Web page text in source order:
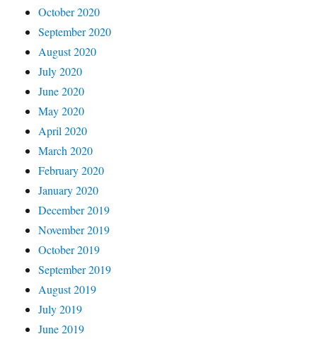
October 2020
September 2020
August 2020
July 2020
June 2020
May 2020
April 2020
March 2020
February 2020
January 2020
December 2019
November 2019
October 2019
September 2019
August 2019
July 2019
June 2019